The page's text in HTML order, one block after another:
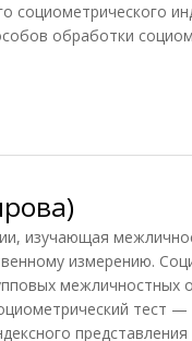
обработки
изучающая
измерению.
межличностных
тест